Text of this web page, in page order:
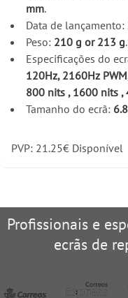
mm.
Data de lançamento:
Peso: 210 g or 213 g.
Especificações do
120Hz, 2160Hz
800 nits , 1600 nits ,
Tamanho do ecrã:
PVP: 21.25€ Disponível
Profissionais e
ecrãs de